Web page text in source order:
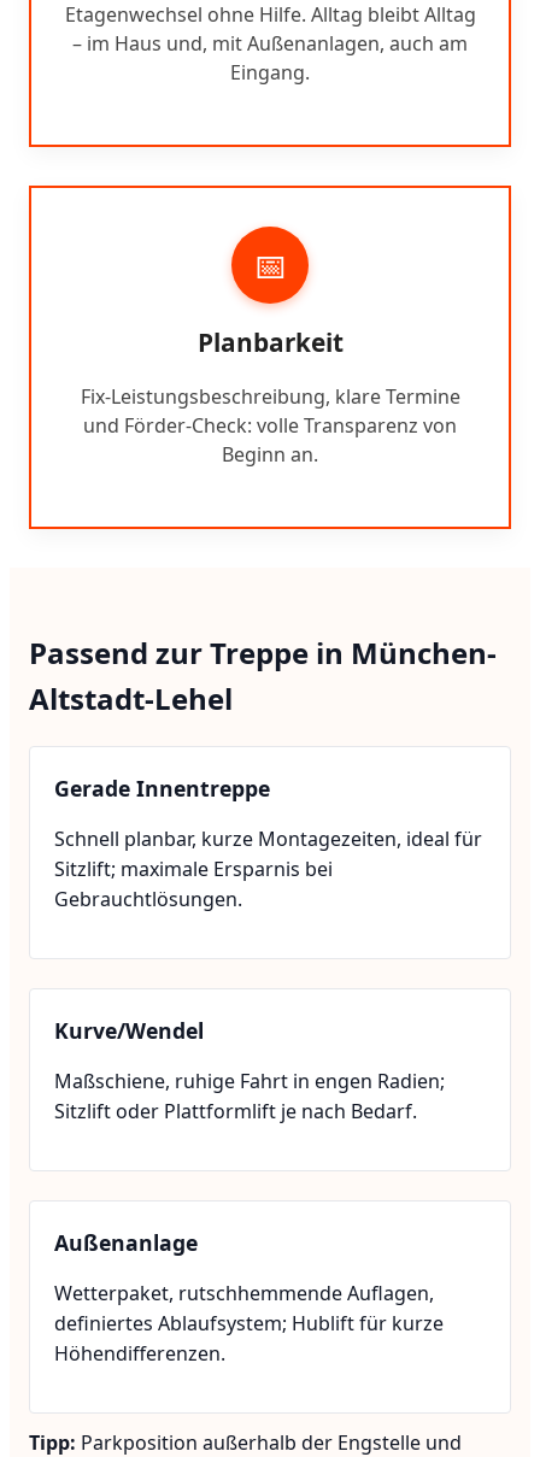
Etagenwechsel ohne Hilfe. Alltag bleibt Alltag
– im Haus und, mit Außenanlagen, auch am
Eingang.
📅
Planbarkeit
Fix-Leistungsbeschreibung, klare Termine
und Förder-Check: volle Transparenz von
Beginn an.
Passend zur Treppe in München-
Altstadt-Lehel
Gerade Innentreppe
Schnell planbar, kurze Montagezeiten, ideal für
Sitzlift; maximale Ersparnis bei
Gebrauchtlösungen.
Kurve/Wendel
Maßschiene, ruhige Fahrt in engen Radien;
Sitzlift oder Plattformlift je nach Bedarf.
Außenanlage
Wetterpaket, rutschhemmende Auflagen,
definiertes Ablaufsystem; Hublift für kurze
Höhendifferenzen.
Tipp: Parkposition außerhalb der Engstelle und